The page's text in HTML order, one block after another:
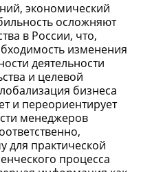
экономический
осложняют
в России, что,
изменения
деятельности
и целевой
бизнеса
и переориентирует
менеджеров
практической
процесса